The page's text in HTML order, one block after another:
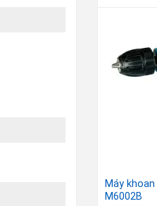
Máy
M6002B